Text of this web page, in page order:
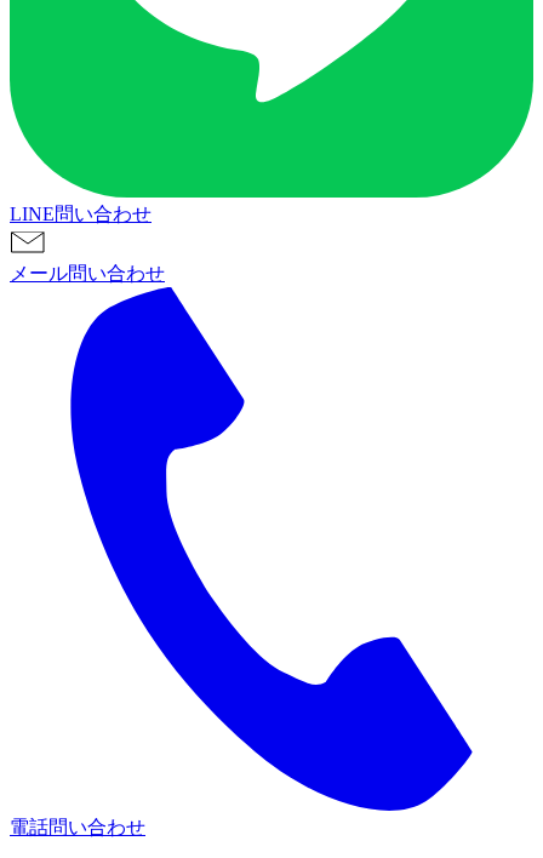
LINE問い合わせ
メール問い合わせ
電話問い合わせ